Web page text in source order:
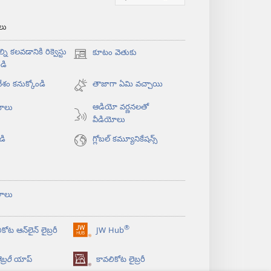
కలవడానికి రిక్వెస్టు
కూటం వెతుకు
(కొత్త
ఓపెన్‌
కనుక్కోండి తాజాగా ఏమి వచ్చాయి
ఆడియో వర్ణనలతో
వీడియోలు
గ్లోబల్‌ కమ్యూనికేషన్స్‌
ఆన్‌లైన్‌ లైబ్రరీ JW Hub®
(కొత్త
విండో
ఓపెన్‌
యాప్‌ కావలికోట లైబ్రరీ